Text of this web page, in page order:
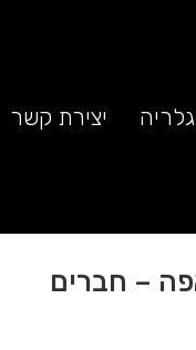
גלריה יצירת קשר
– חברים